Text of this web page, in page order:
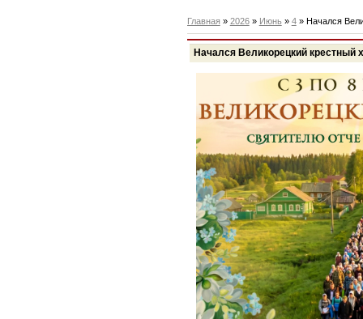
Главная » 2026 » Июнь » 4» Начался
Начался Великорецкий крестный